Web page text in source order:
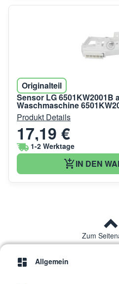
Originalteil
Sensor LG 6501KW2001B
Waschmaschine
Produkt Details
17,19 €
1-2 Werktage
IN DEN
Zum
Allgemein